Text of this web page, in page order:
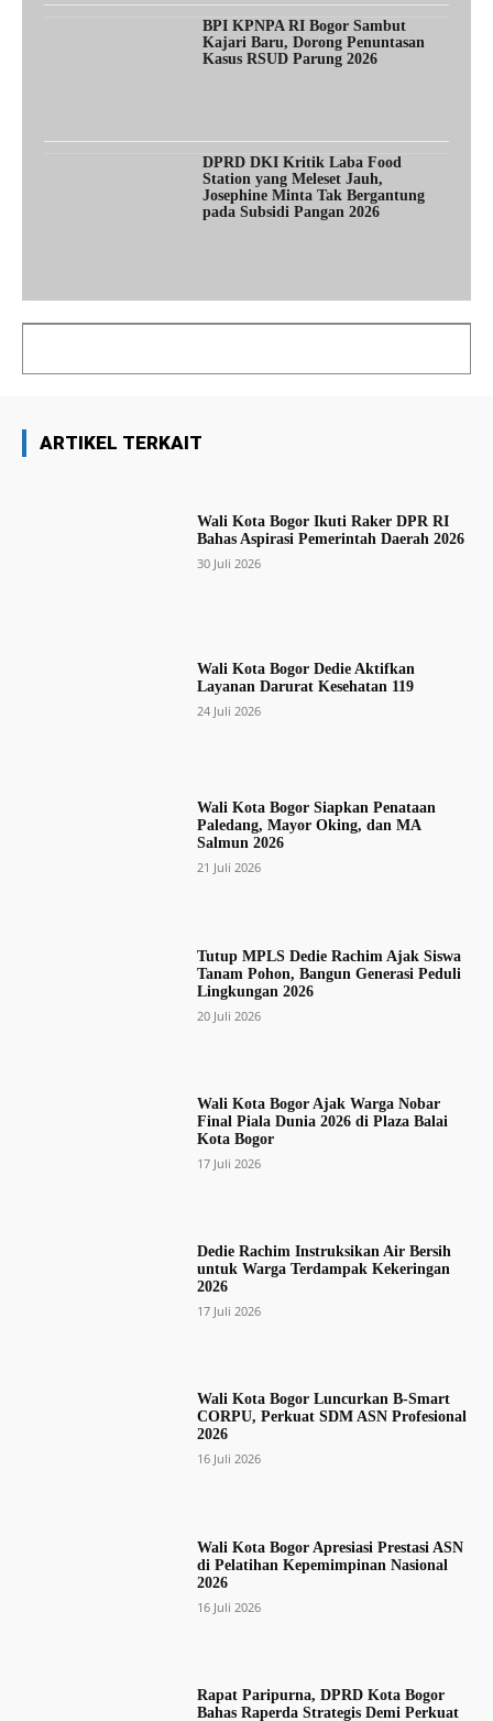
BPI KPNPA RI Bogor Sambut
Kajari Baru, Dorong Penuntasan
Kasus RSUD Parung 2026
DPRD DKI Kritik Laba Food
Station yang Meleset Jauh,
Josephine Minta Tak Bergantung
pada Subsidi Pangan 2026
ARTIKEL TERKAIT
Wali Kota Bogor Ikuti Raker DPR RI
Bahas Aspirasi Pemerintah Daerah 2026
30 Juli 2026
Wali Kota Bogor Dedie Aktifkan
Layanan Darurat Kesehatan 119
24 Juli 2026
Wali Kota Bogor Siapkan Penataan
Paledang, Mayor Oking, dan MA
Salmun 2026
21 Juli 2026
Tutup MPLS Dedie Rachim Ajak Siswa
Tanam Pohon, Bangun Generasi Peduli
Lingkungan 2026
20 Juli 2026
Wali Kota Bogor Ajak Warga Nobar
Final Piala Dunia 2026 di Plaza Balai
Kota Bogor
17 Juli 2026
Dedie Rachim Instruksikan Air Bersih
untuk Warga Terdampak Kekeringan
2026
17 Juli 2026
Wali Kota Bogor Luncurkan B-Smart
CORPU, Perkuat SDM ASN Profesional
2026
16 Juli 2026
Wali Kota Bogor Apresiasi Prestasi ASN
di Pelatihan Kepemimpinan Nasional
2026
16 Juli 2026
Rapat Paripurna, DPRD Kota Bogor
Bahas Raperda Strategis Demi Perkuat